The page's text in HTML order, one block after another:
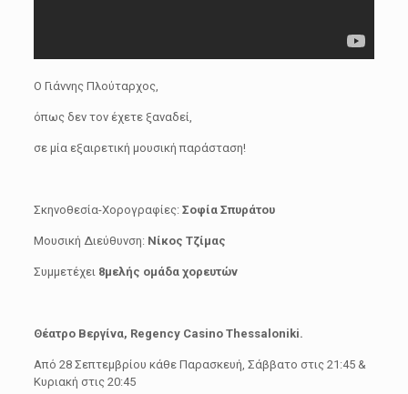
Ο Γιάννης Πλούταρχος,
όπως δεν τον έχετε ξαναδεί,
σε μία εξαιρετική μουσική παράσταση!
Σκηνοθεσία-Χορογραφίες: Σοφία Σπυράτου
Μουσική Διεύθυνση: Νίκος Τζίμας
Συμμετέχει 8μελής ομάδα χορευτών
Θέατρο Βεργίνα, Regency Casino Thessaloniki.
Από 28 Σεπτεμβρίου κάθε Παρασκευή, Σάββατο στις 21:45 &
Κυριακή στις 20:45